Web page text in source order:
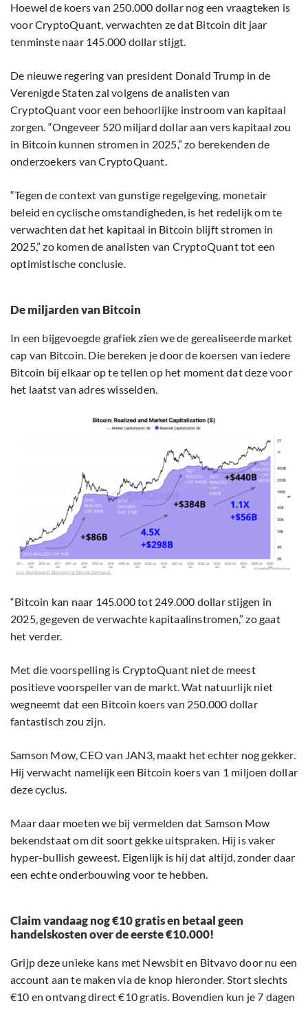
Hoewel de koers van 250.000 dollar nog een vraagteken is
voor CryptoQuant, verwachten ze dat Bitcoin dit jaar
tenminste naar 145.000 dollar stijgt.
De nieuwe regering van president Donald Trump in de
Verenigde Staten zal volgens de analisten van
CryptoQuant voor een behoorlijke instroom van kapitaal
zorgen. “Ongeveer 520 miljard dollar aan vers kapitaal zou
in Bitcoin kunnen stromen in 2025,” zo berekenden de
onderzoekers van CryptoQuant.
“Tegen de context van gunstige regelgeving, monetair
beleid en cyclische omstandigheden, is het redelijk om te
verwachten dat het kapitaal in Bitcoin blijft stromen in
2025,” zo komen de analisten van CryptoQuant tot een
optimistische conclusie.
De miljarden van Bitcoin
In een bijgevoegde grafiek zien we de gerealiseerde market
cap van Bitcoin. Die bereken je door de koersen van iedere
Bitcoin bij elkaar op te tellen op het moment dat deze voor
het laatst van adres wisselden.
“Bitcoin kan naar 145.000 tot 249.000 dollar stijgen in
2025, gegeven de verwachte kapitaalinstromen,” zo gaat
het verder.
Met die voorspelling is CryptoQuant niet de meest
positieve voorspeller van de markt. Wat natuurlijk niet
wegneemt dat een Bitcoin koers van 250.000 dollar
fantastisch zou zijn.
Samson Mow, CEO van JAN3, maakt het echter nog gekker.
Hij verwacht namelijk een Bitcoin koers van 1 miljoen dollar
deze cyclus.
Maar daar moeten we bij vermelden dat Samson Mow
bekendstaat om dit soort gekke uitspraken. Hij is vaker
hyper-bullish geweest. Eigenlijk is hij dat altijd, zonder daar
een echte onderbouwing voor te hebben.
Claim vandaag nog €10 gratis en betaal geen
handelskosten over de eerste €10.000!
Grijp deze unieke kans met Newsbit en Bitvavo door nu een
account aan te maken via de knop hieronder. Stort slechts
€10 en ontvang direct €10 gratis. Bovendien kun je 7 dagen